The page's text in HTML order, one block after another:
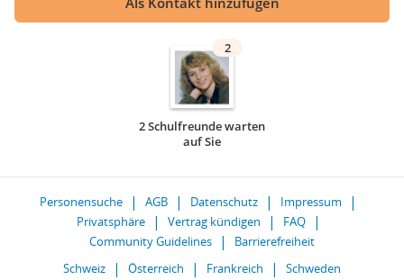
2
2 Schulfreunde warten
auf Sie
Personensuche AGB Datenschutz
Impressum
Privatsphäre
Vertrag kündigen
FAQ
Community Guidelines
Barrierefreiheit
Schweiz
Österreich Frankreich Schweden